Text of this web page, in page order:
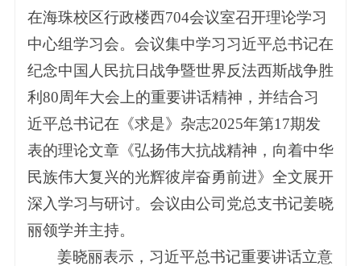
在海珠校区行政楼西704会议室召开理论学习
中心组学习会。会议集中学习习近平总书记在
纪念中国人民抗日战争暨世界反法西斯战争胜
利80周年大会上的重要讲话精神，并结合习
近平总书记在《求是》杂志2025年第17期发
表的理论文章《弘扬伟大抗战精神，向着中华
民族伟大复兴的光辉彼岸奋勇前进》全文展开
深入学习与研讨。会议由公司党总支书记姜晓
丽领学并主持。
姜晓丽表示，习近平总书记重要讲话立意